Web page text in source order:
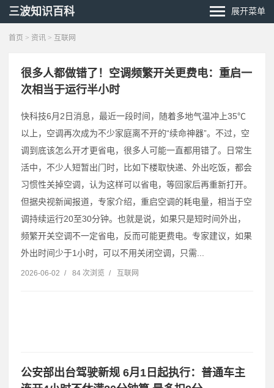
三波知识百科 展开菜单
首页 > 资讯 > 互联网
很多人都做错了！空调频繁开关更费电：重启一
次相当于运行半小时
快科技6月2日消息，最近一段时间，随着多地气温冲上35℃
以上，空调再次成为不少家庭离不开的“续命神器”。不过，空
调到底该怎么开才更省电，很多人可能一直都用错了。日常生
活中，不少人短暂出门时，比如下楼取快递、外出吃饭，都会
习惯性关掉空调，认为这样可以省电，等回家后再重新打开。
但据央视新闻报道，专家介绍，重启空调的耗电量，相当于空
调持续运行20至30分钟。也就是说，如果只是短时间外出，
频繁开关空调不一定省电，反而可能更费电。专家建议，如果
外出时间少于1小时，可以不用关闭空调，只需...
2026-06-02 / 84 次浏览 / 互联网
公安部出台驾驶新规 6月1日起执行：普通车主